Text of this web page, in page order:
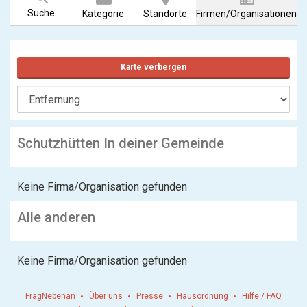
Suche Kategorie Standorte Firmen/Organisationen
Karte verbergen
Schutzhütten In deiner Gemeinde
Keine Firma/Organisation gefunden
Alle anderen
Keine Firma/Organisation gefunden
FragNebenan Über uns Presse Hausordnung
Hilfe / FAQ